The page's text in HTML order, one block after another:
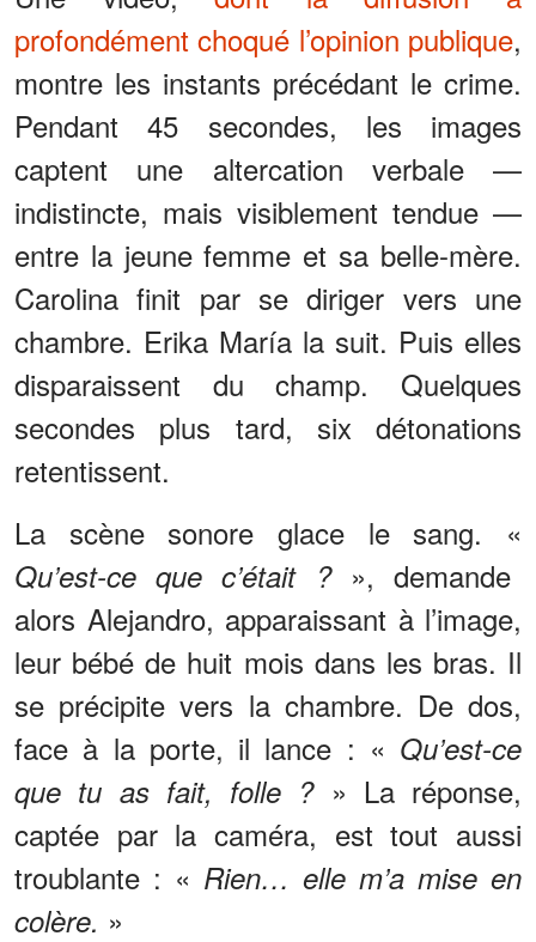
profondément choqué l’opinion publique,
montre les instants précédant le crime.
Pendant 45 secondes, les images
captent une altercation verbale —
indistincte, mais visiblement tendue —
entre la jeune femme et sa belle-mère.
Carolina finit par se diriger vers une
chambre. Erika María la suit. Puis elles
disparaissent du champ. Quelques
secondes plus tard, six détonations
retentissent.
La scène sonore glace le sang. «
Qu’est-ce que c’était ?», demande
alors Alejandro, apparaissant à l’image,
leur bébé de huit mois dans les bras. Il
se précipite vers la chambre. De dos,
face à la porte, il lance : « Qu’est-ce
que tu as fait, folle ?» La réponse,
captée par la caméra, est tout aussi
troublante : « Rien… elle m’a mise en
colère. »